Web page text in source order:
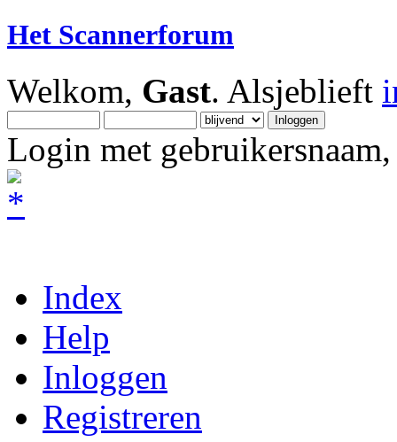
Het Scannerforum
Welkom, Gast. Alsjeblieft
Login met
Index
Help
Inloggen
Registreren